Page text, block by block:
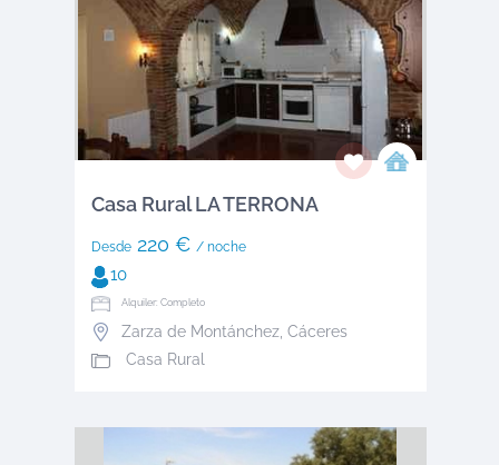
Casa Rural LA TERRONA
Desde220 € / noche
10
Alquiler: Completo
Zarza de Montánchez, Cáceres
Casa Rural